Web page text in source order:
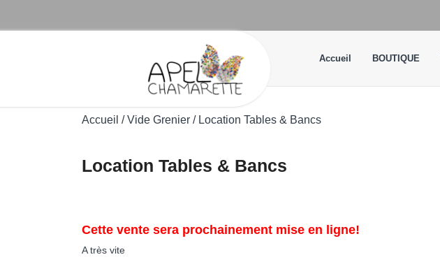
Accueil BOUTIQUE
Accueil /Vide Grenier / Location Tables & Bancs
Location Tables & Bancs
Cette vente sera prochainement mise en ligne!
A très vite